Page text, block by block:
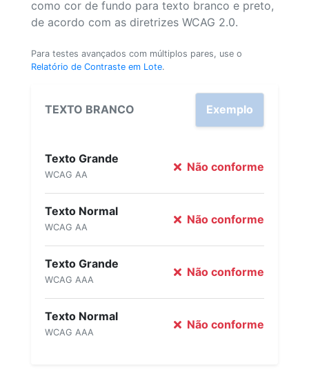
como cor de fundo para texto branco e preto,
de acordo com as diretrizes WCAG 2.0.
Para testes avançados com múltiplos pares, use o
Relatório de Contraste em Lote.
TEXTO BRANCO Exemplo
Texto Grande
WCAG AA
Não conforme
Texto Normal
WCAG AA
Não conforme
Texto Grande
WCAG AAA
Não conforme
Texto Normal
WCAG AAA
Não conforme